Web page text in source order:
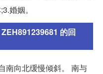
婚姻。
的回
南向北缓慢倾斜。 南与